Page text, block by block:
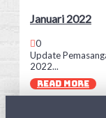
Januari 2022
0
Update
2022...
READ MORE